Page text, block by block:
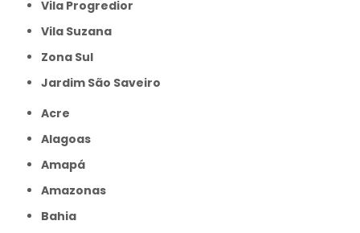
Vila Progredior
Vila Suzana
Zona Sul
jardim São Saveiro
Acre
Alagoas
Amapá
Amazonas
Bahia